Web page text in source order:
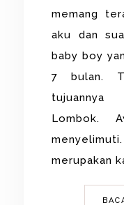
memang
aku dan
baby boy
7 bulan.
Lombok.
merupakan